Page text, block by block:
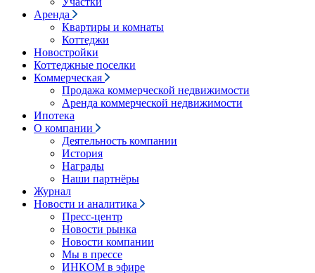
Аренда
Квартиры и комнаты
Коттеджи
Новостройки
Коттеджные поселки
Коммерческая
Продажа коммерческой недвижимости
Аренда коммерческой недвижимости
Ипотека
О компании
Деятельность компании
История
Награды
Наши партнёры
Журнал
Новости и аналитика
Пресс-центр
Новости рынка
Новости компании
Мы в прессе
ИНКОМ в эфире